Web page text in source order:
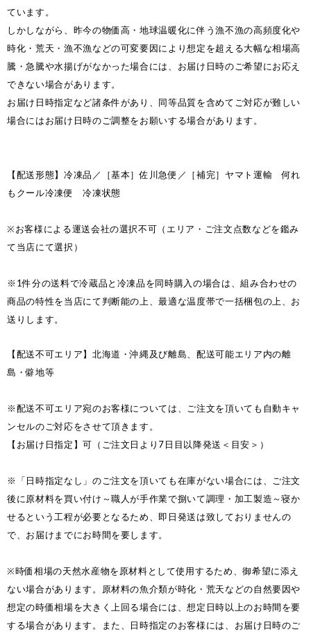
ています。
しかしながら、昨今の物価高・地球温暖化に伴う漁不漁の高頻度化や
時化・荒天・漁不漁などの可変要因により想定を超える大幅な相場高
騰・急騰や水揚げがなかった場合には、お届け日時のご希望にお応え
できない場合があります。
お届け日時指定など諸条件があり、同等品質を含めてご対応が難しい
場合にはお届け日時のご調整をお願いする場合があります。
【配送形態】冷凍品／［基本］佐川急便／［補完］ヤマト運輸 何れ
もクール冷凍便 冷凍状態
※お客様による運送会社の選択不可（エリア・ご注文点数などを鑑み
て当店にて選択）
※1件分の送料で冷蔵品と冷凍品を同時購入の場合は、組み合わせの
商品の特性を当店にて判断能の上、最適な温度帯で一括梱包の上、お
送りします。
【配送不可エリア】北海道・沖縄及び離島、配送可能エリア内の離
島・僻地等
※配送不可エリア宛のお客様については、ご注文を頂いても自動キャ
ンセルのご対応をさせて頂きます。
【お届け日指定】可（ご注文日より7日目以降発送＜目安＞）
※「日時指定なし」のご注文を頂いても在庫がない場合には、ご注文
後に原材料を買い付け～職人が手作業で捌いて調理・加工製造～寝か
せるという工程が必要となるため、即日発送は致しておりませんの
で、お届けまでにお時間を要します。
※時価相場の天然水産物を原材料として使用するため、御希望に添え
ない場合があります。原材料の魚介類が時化・荒天などの自然要因や
想定の時価相場を大きく上回る場合には、想定日時以上のお時間を要
する場合があります。また、日時指定のお客様には、お届け日時のご